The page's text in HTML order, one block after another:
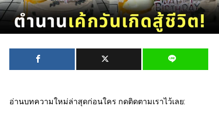
อ่านบทความใหม่ล่าสุดก่อนใคร กดติดตามเราไว้เลย: